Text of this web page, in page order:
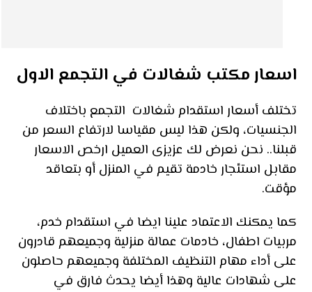
اسعار مكتب شغالات في التجمع الاول
تختلف أسعار استقدام شغالات التجمع باختلاف
الجنسيات، ولكن هذا ليس مقياسا لارتفاع السعر من
قبلنا.. نحن نعرض لك عزيزى العميل ارخص الاسعار
مقابل استئجار خادمة تقيم في المنزل أو بتعاقد
مؤقت.
كما يمكنك الاعتماد علينا ايضا في استقدام خدم،
مربيات اطفال، خادمات عمالة منزلية وجميعهم قادرون
على أداء مهام التنظيف المختلفة وجميعهم حاصلون
على شهادات عالية وهذا أيضا يحدث فارق في